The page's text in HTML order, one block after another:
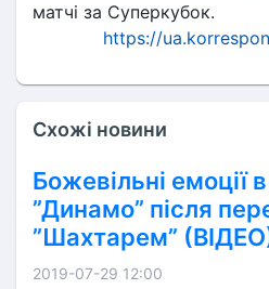
матчі за Суперкубок.
https://
Схожі новини
Божевільні емоції
”Динамо” після
”Шахтарем”
2019-07-29 12:00